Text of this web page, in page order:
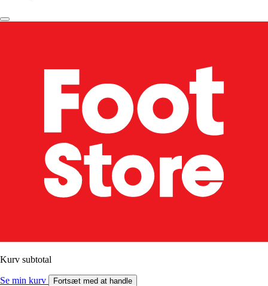
Kurv subtotal
Se min kurv Fortsæt med at handle